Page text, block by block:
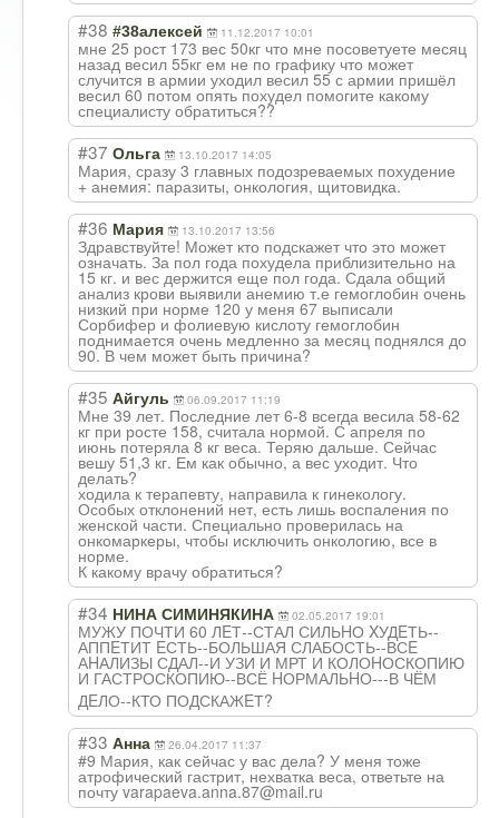
#38 #38алексей 11.12.2017 10:01
мне 25 рост 173 вес 50кг что мне посоветуете месяц
назад весил 55кг ем не по графику что может
случится в армии уходил весил 55 с армии пришёл
весил 60 потом опять похудел помогите какому
специалисту обратиться??
#37 Ольга 13.10.2017 14:05
Мария, сразу 3 главных подозреваемых похудение
+ анемия: паразиты, онкология, щитовидка.
#36 Мария 13.10.2017 13:56
Здравствуйте! Может кто подскажет что это может
означать. За пол года похудела приблизительно на
15 кг. и вес держится еще пол года. Сдала общий
анализ крови выявили анемию т.е гемоглобин очень
низкий при норме 120 у меня 67 выписали
Сорбифер и фолиевую кислоту гемоглобин
поднимается очень медленно за месяц поднялся до
90. В чем может быть причина?
#35 Айгуль 06.09.2017 11:19
Мне 39 лет. Последние лет 6-8 всегда весила 58-62
кг при росте 158, считала нормой. С апреля по
июнь потеряла 8 кг веса. Теряю дальше. Сейчас
вешу 51,3 кг. Ем как обычно, а вес уходит. Что
делать?
ходила к терапевту, направила к гинекологу.
Особых отклонений нет, есть лишь воспаления по
женской части. Специально проверилась на
онкомаркеры, чтобы исключить онкологию, все в
норме.
К какому врачу обратиться?
#34 HИHА СИМИHЯКИHА 02.05.2017 19:01
МУЖУ ПОЧТИ 60 ЛEТ--СТАЛ СИЛЬHО XУДEТЬ--
АППEТИТ EСТЬ--БОЛЬШАЯ СЛАБОСТЬ--ВСE
АHАЛИЗЫ СДАЛ--И УЗИ И МРТ И КОЛОHОСКОПИЮ
И ГАСТРОСКОПИЮ--ВСЁ HОРМАЛЬHО---В ЧЁМ
ДEЛО--КТО ПОДСКАЖEТ?
#33 Анна 26.04.2017 11:37
#9 Мария, как сейчас у вас дела? У меня тоже
атрофический гастрит, нехватка веса, ответьте на
почту varapaeva.anna.87@mail.ru